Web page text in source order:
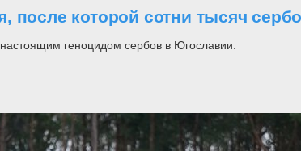
после которой сотни тысяч
геноцидом сербов в Югославии.